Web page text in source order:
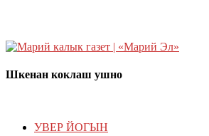
Шкенан коклаш ушно
УВЕР ЙОГЫН